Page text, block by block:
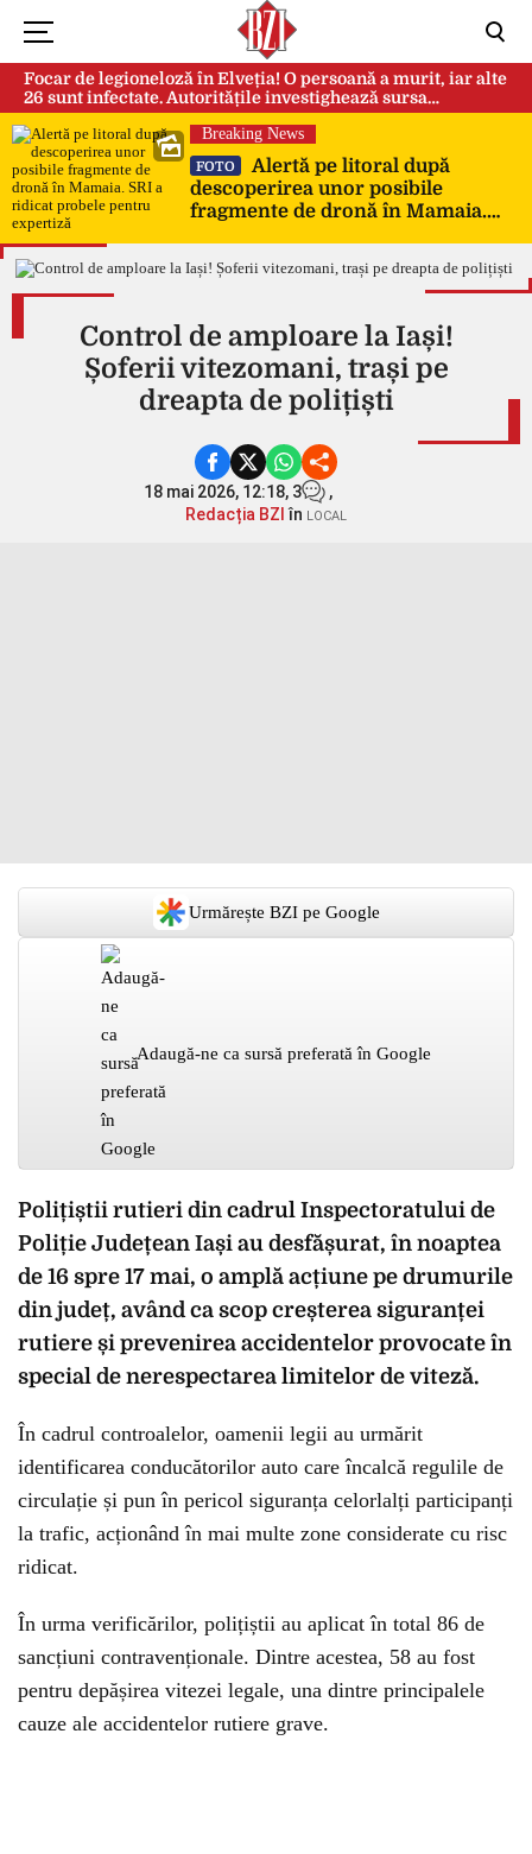
Focar de legioneloză în Elveția! O persoană a murit, iar alte
26 sunt infectate. Autoritățile investighează sursa
contaminării
Breaking News
FOTO
Alertă pe litoral după
descoperirea unor posibile
fragmente de dronă în Mamaia.
Control de amploare la Iași!
Șoferii vitezomani, trași pe
dreapta de polițiști
18 mai 2026, 12:18, 3
,
Redacția BZI în LOCAL
Urmărește BZI pe Google
Adaugă-ne ca sursă preferată în Google
Polițiștii rutieri din cadrul Inspectoratului de
Poliție Județean Iași au desfășurat, în noaptea
de 16 spre 17 mai, o amplă acțiune pe drumurile
din județ, având ca scop creșterea siguranței
rutiere și prevenirea accidentelor provocate în
special de nerespectarea limitelor de viteză.
În cadrul controalelor, oamenii legii au urmărit
identificarea conducătorilor auto care încalcă regulile de
circulație și pun în pericol siguranța celorlalți participanți
la trafic, acționând în mai multe zone considerate cu risc
ridicat.
În urma verificărilor, polițiștii au aplicat în total 86 de
sancțiuni contravenționale. Dintre acestea, 58 au fost
pentru depășirea vitezei legale, una dintre principalele
cauze ale accidentelor rutiere grave.